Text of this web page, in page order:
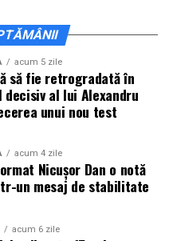
18:00.
și Ioana
publicul dinCinema City
de la 18:30și vor
alături de
laCinema City
februarie, de la 18:30, la
regizorul
și Oana Gherman,
acum 5 zile
să fie retrogradată în
decisiv al lui Alexandru
unui nou test
acum 4 zile
Nicușor Dan o notă
un mesaj de stabilitate
acum 6 zile